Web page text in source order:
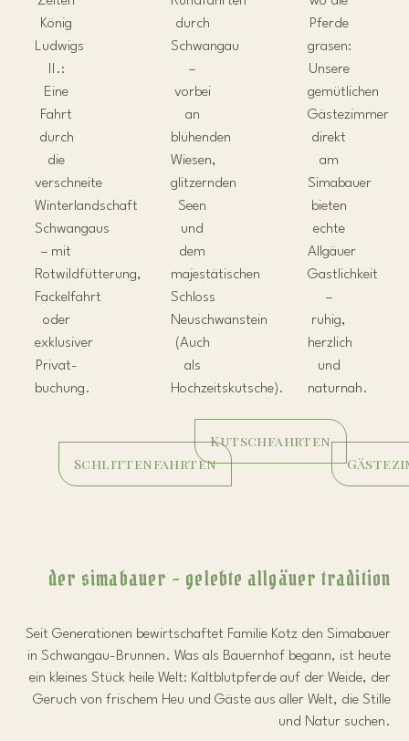
König
Ludwigs
II.:
Eine
Fahrt
durch
die
verschneite
Winterlandschaft
Schwangaus
– mit
Rotwildfütterung,
Fackelfahrt
oder
exklusiver
Privat­
buchung.
Schlittenfahrten
durch
Schwangau
–
vorbei
an
blühenden
Wiesen,
glitzernden
Seen
und
dem
majestätischen
Schloss
Neuschwanstein
(Auch
als
Hochzeitskutsche).
Kutschfahrten
Pferde
grasen:
Unsere
gemütlichen
Gästezimmer
direkt
am
Simabauer
bieten
echte
Allgäuer
Gastlichkeit
–
ruhig,
herzlich
und
naturnah.
der simabauer – gelebte allgäuer tradition
Seit Generationen bewirtschaftet Familie Kotz den Simabauer
in Schwangau-Brunnen. Was als Bauernhof begann, ist heute
ein kleines Stück heile Welt: Kaltblutpferde auf der Weide, der
Geruch von frischem Heu und Gäste aus aller Welt, die Stille
und Natur suchen.